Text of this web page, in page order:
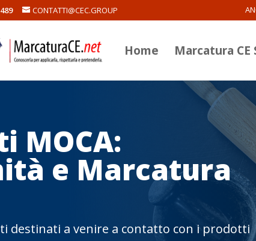
CONTATTI@CEC.GROUP
Home Marcatura CE
MOCA:
e Marcatura
destinati a venire a contatto con i prodotti